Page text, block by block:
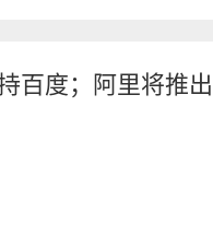
百度；阿里将推